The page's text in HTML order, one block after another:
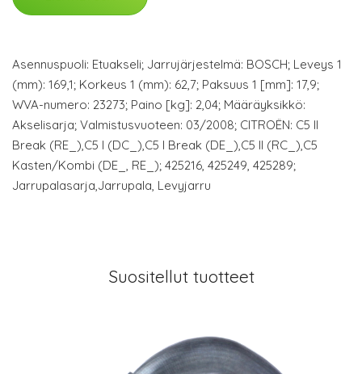
Asennuspuoli: Etuakseli; Jarrujärjestelmä: BOSCH; Leveys 1
(mm): 169,1; Korkeus 1 (mm): 62,7; Paksuus 1 [mm]: 17,9;
WVA-numero: 23273; Paino [kg]: 2,04; Määräyksikkö:
Akselisarja; Valmistusvuoteen: 03/2008; CITROËN: C5 II
Break (RE_),C5 I (DC_),C5 I Break (DE_),C5 II (RC_),C5
Kasten/Kombi (DE_, RE_); 425216, 425249, 425289;
Jarrupalasarja,Jarrupala, Levyjarru
Suositellut tuotteet